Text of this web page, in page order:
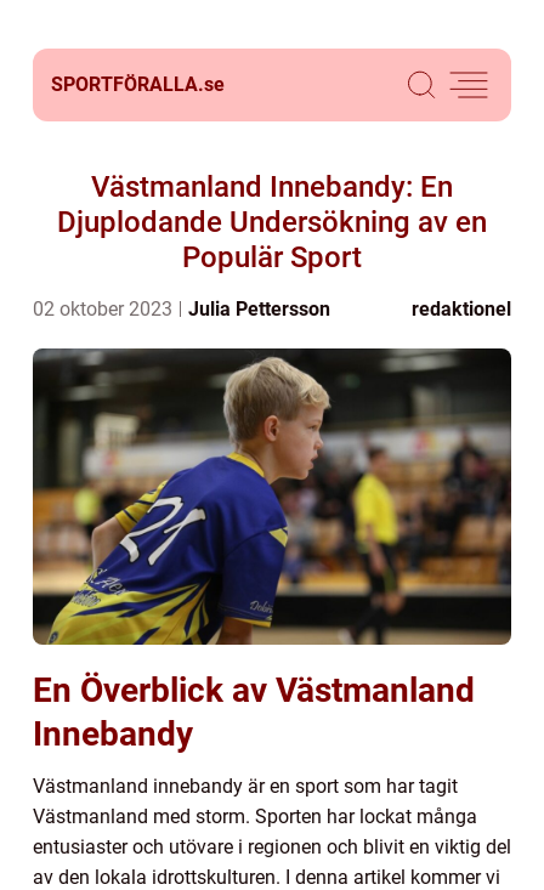
SPORTFÖRALLA.se
Västmanland Innebandy: En
Djuplodande Undersökning av en
Populär Sport
02 oktober 2023 Julia Pettersson redaktionel
En Överblick av Västmanland
Innebandy
Västmanland innebandy är en sport som har tagit
Västmanland med storm. Sporten har lockat många
entusiaster och utövare i regionen och blivit en viktig del
av den lokala idrottskulturen. I denna artikel kommer vi